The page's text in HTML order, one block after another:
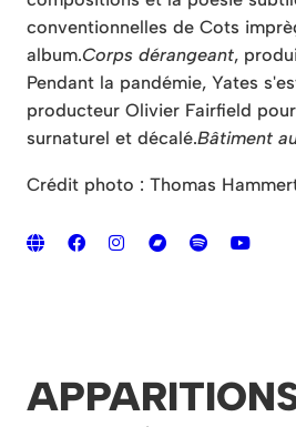
conventionnelles de Cots
album.Corps dérangeant,
Pendant la pandémie, Yates
producteur Olivier Fairfield
surnaturel et décalé.Bâtiment
Crédit photo : Thomas